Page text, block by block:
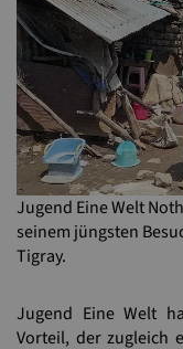
Jugend Eine Welt
seinem jüngsten
Tigray.
Jugend Eine Welt
Vorteil, der zugleich